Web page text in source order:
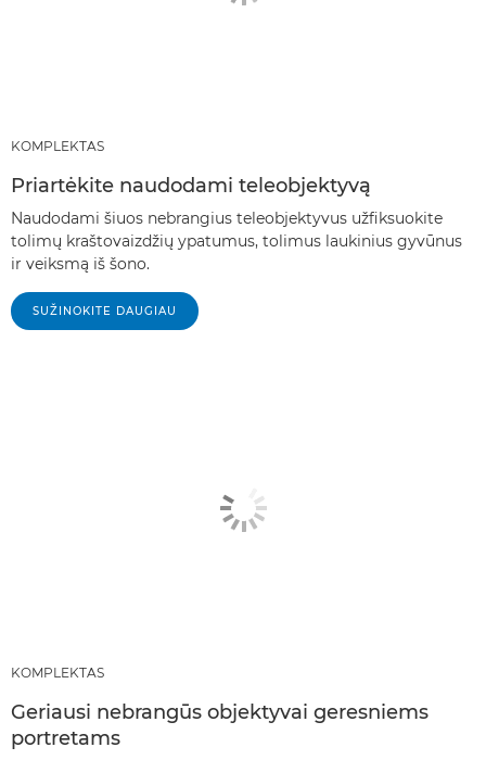
KOMPLEKTAS
Priartėkite naudodami teleobjektyvą
Naudodami šiuos nebrangius teleobjektyvus užfiksuokite
tolimų kraštovaizdžių ypatumus, tolimus laukinius gyvūnus
ir veiksmą iš šono.
SUŽINOKITE DAUGIAU
KOMPLEKTAS
Geriausi nebrangūs objektyvai geresniems
portretams